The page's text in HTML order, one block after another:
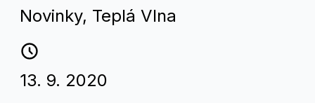
Novinky, Teplá Vlna
13. 9. 2020